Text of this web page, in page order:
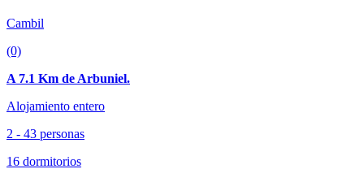
Cambil
(0)
A 7.1 Km de Arbuniel.
Alojamiento entero
2 - 43 personas
16 dormitorios